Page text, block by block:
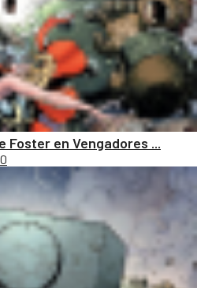
Foster en Vengadores ...